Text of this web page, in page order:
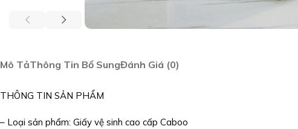
Mô TảThông Tin Bổ SungĐánh Giá (0)
THÔNG TIN SẢN PHẨM
– Loại sản phẩm: Giấy vệ sinh cao cấp Caboo